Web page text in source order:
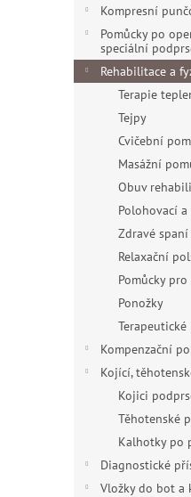
Kompresní
Pomůcky po
speciální
Rehabilitace a
Terapie
Tejpy
Cvičební
Masážní
Obuv
Polohovací
Zdravé spaní
Relaxační
Pomůcky
Ponožky
Kompenzační
Kojící,
Kojici
Těhotenské
Kalhotky po
Diagnostické
Vložky do bot a